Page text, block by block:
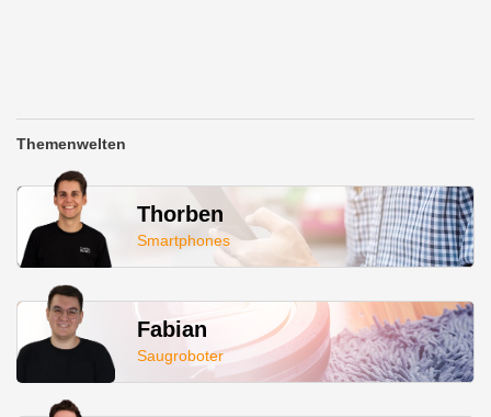
Themenwelten
Thorben
Smartphones
Fabian
Saugroboter